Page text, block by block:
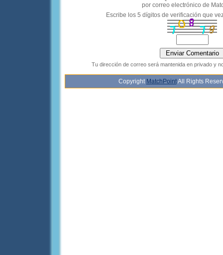
por correo electrónico de
Escribe los 5 dígitos de verificación que
Tu dirección de correo será mantenida en privado y
Copyright MatchPointAll Rights